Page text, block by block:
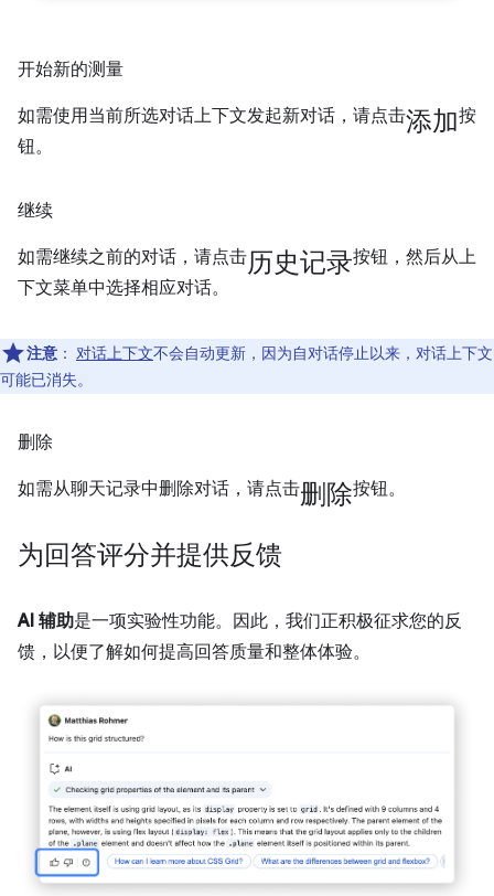
开始新的测量
如需使用当前所选对话上下文发起新对话，请点击添加按
钮。
继续
如需继续之前的对话，请点击历史记录按钮，然后从上
下文菜单中选择相应对话。
注意 ： 对话上下文不会自动更新，因为自对话停止以来，对话上下文
可能已消失。
删除
如需从聊天记录中删除对话，请点击删除按钮。
为回答评分并提供反馈
AI 辅助是一项实验性功能。因此，我们正积极征求您的反
馈，以便了解如何提高回答质量和整体体验。